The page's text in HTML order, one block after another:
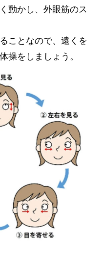
動かし、外眼筋のス
ことなので、遠くを
操をしましょう。